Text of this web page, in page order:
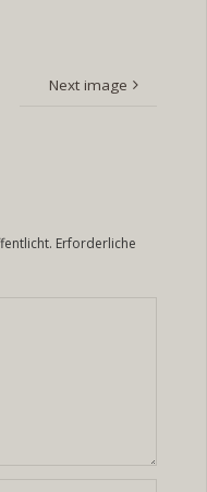
Next image
Erforderliche